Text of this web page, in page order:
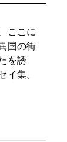
ここに
国の街
を誘
集。